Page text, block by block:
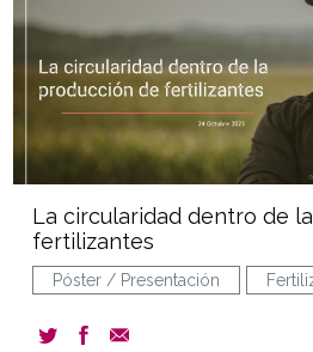
La circularidad dentro de
fertilizantes
Póster / Presentación